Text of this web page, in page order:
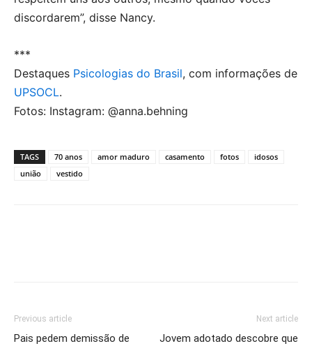
discordarem”, disse Nancy.
***
Destaques Psicologias do Brasil, com informações de
UPSOCL.
Fotos: Instagram: @anna.behning
TAGS 70 anos amor maduro casamento fotos
idosos
união
vestido
Previous article
Pais pedem demissão de
Next article
Jovem adotado descobre que